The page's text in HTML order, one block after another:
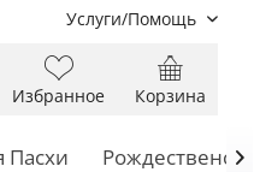
Услуги/Помощь
Корзина
Избранное
Пасхи 